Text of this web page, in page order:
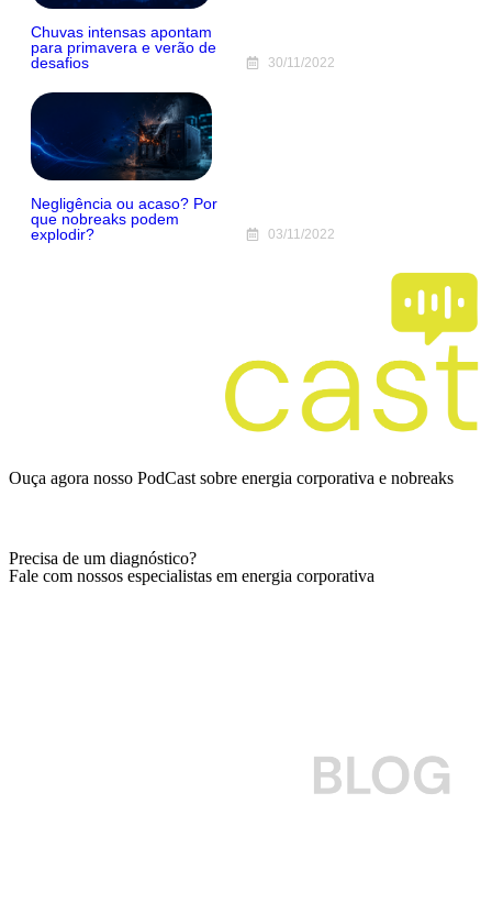
Chuvas intensas apontam
para primavera e verão de
desafios
30/11/2022
Negligência ou acaso? Por
que nobreaks podem
explodir?
03/11/2022
Ouça agora nosso PodCast sobre energia corporativa e nobreaks
Precisa de um diagnóstico?
Fale com nossos especialistas em energia corporativa